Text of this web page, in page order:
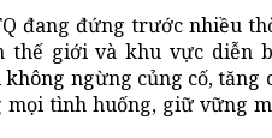
đang đứng trước nhiều
thế giới và khu vực diễn
ngừng củng cố, tăng
mọi tình huống, giữ vững